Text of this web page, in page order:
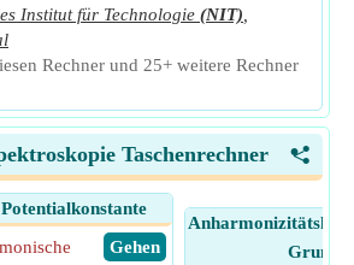
Institut für Technologie (NIT)
Rechner und 25+ weitere Rechner
<
Taschenrechner
​ Gehen